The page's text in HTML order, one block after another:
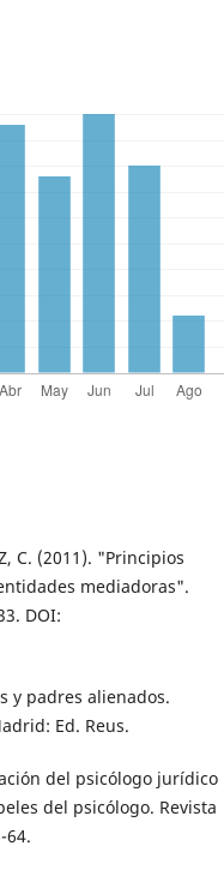
C. (2011). "Principios
mediadoras".
DOI:
y padres alienados.
Ed. Reus.
del psicólogo jurídico
del psicólogo. Revista
64.